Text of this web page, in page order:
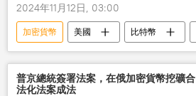
2024年11月12日, 03:00
加密貨幣 美國 比特幣
財經
普京總統簽署法案，在俄加密貨幣挖礦合
法化法案成法